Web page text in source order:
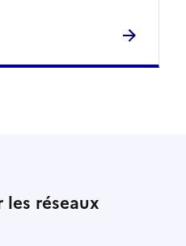
les réseaux